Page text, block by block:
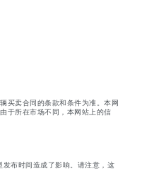
买卖合同的条款和条件为准。本网
于所在市场不同，本网站上的信
布时间造成了影响。请注意，这